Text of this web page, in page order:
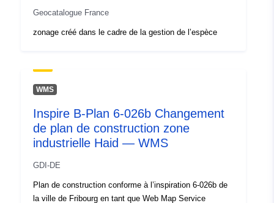
Geocatalogue France
zonage créé dans le cadre de la gestion de l’espèce
WMS
Inspire B-Plan 6-026b Changement
de plan de construction zone
industrielle Haid — WMS
GDI-DE
Plan de construction conforme à l’inspiration 6-026b de
la ville de Fribourg en tant que Web Map Service